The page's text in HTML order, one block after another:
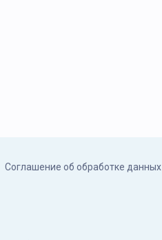
Соглашение об обработке данных